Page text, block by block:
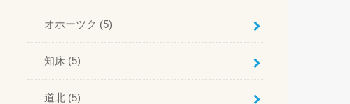
オホーツク (5)
知床 (5)
道北 (5)